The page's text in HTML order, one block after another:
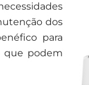
dos
para
que podem